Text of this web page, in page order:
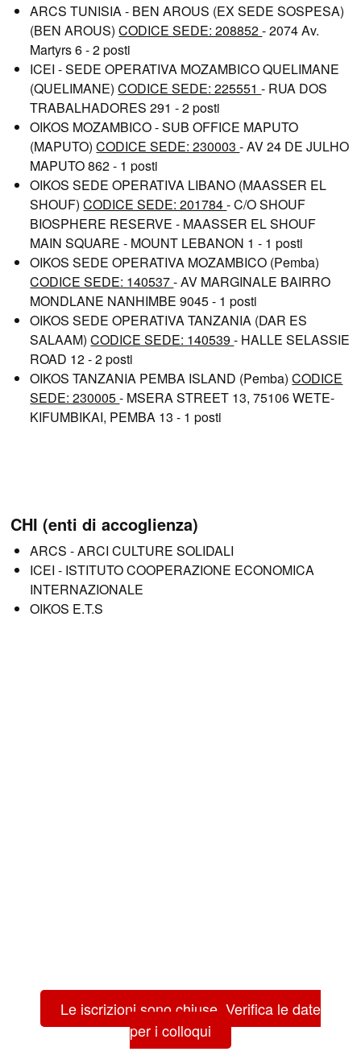
CHI (enti di accoglienza)
ARCS - ARCI CULTURE SOLIDALI
ICEI - ISTITUTO COOPERAZIONE ECONOMICA
INTERNAZIONALE
OIKOS E.T.S
ARCS TUNISIA - BEN AROUS (EX SEDE SOSPESA)
(BEN AROUS)CODICE SEDE: 208852- 2074 Av.
Martyrs 6 - 2 posti
ICEI - SEDE OPERATIVA MOZAMBICO QUELIMANE
(QUELIMANE)CODICE SEDE: 225551- RUA DOS
TRABALHADORES 291 - 2 posti
OIKOS MOZAMBICO - SUB OFFICE MAPUTO
(MAPUTO)CODICE SEDE: 230003- AV 24 DE JULHO
MAPUTO 862 - 1 posti
OIKOS SEDE OPERATIVA LIBANO (MAASSER EL
SHOUF)CODICE SEDE: 201784- C/O SHOUF
BIOSPHERE RESERVE - MAASSER EL SHOUF
MAIN SQUARE - MOUNT LEBANON 1 - 1 posti
OIKOS SEDE OPERATIVA MOZAMBICO (Pemba)
CODICE SEDE: 140537- AV MARGINALE BAIRRO
MONDLANE NANHIMBE 9045 - 1 posti
OIKOS SEDE OPERATIVA TANZANIA (DAR ES
SALAAM)CODICE SEDE: 140539- HALLE SELASSIE
ROAD 12 - 2 posti
OIKOS TANZANIA PEMBA ISLAND (Pemba)CODICE
SEDE: 230005- MSERA STREET 13, 75106 WETE-
KIFUMBIKAI, PEMBA 13 - 1 posti
Le iscrizioni sono chiuse. Verifica le date
per i colloqui